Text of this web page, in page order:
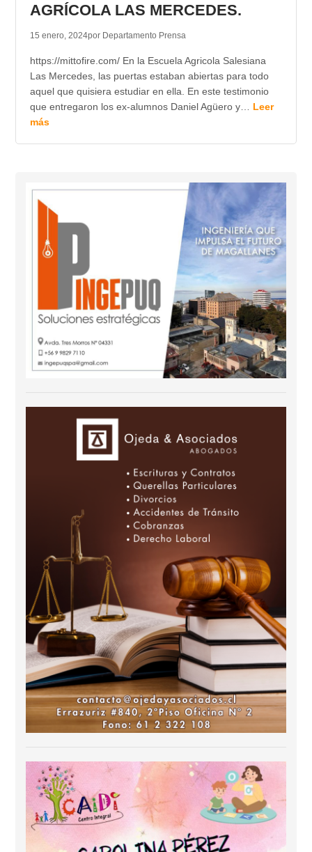
AGRÍCOLA LAS MERCEDES.
15 enero, 2024por Departamento Prensa
https://mittofire.com/ En la Escuela Agricola Salesiana
Las Mercedes, las puertas estaban abiertas para todo
aquel que quisiera estudiar en ella. En este testimonio
que entregaron los ex-alumnos Daniel Agüero y… Leer
más